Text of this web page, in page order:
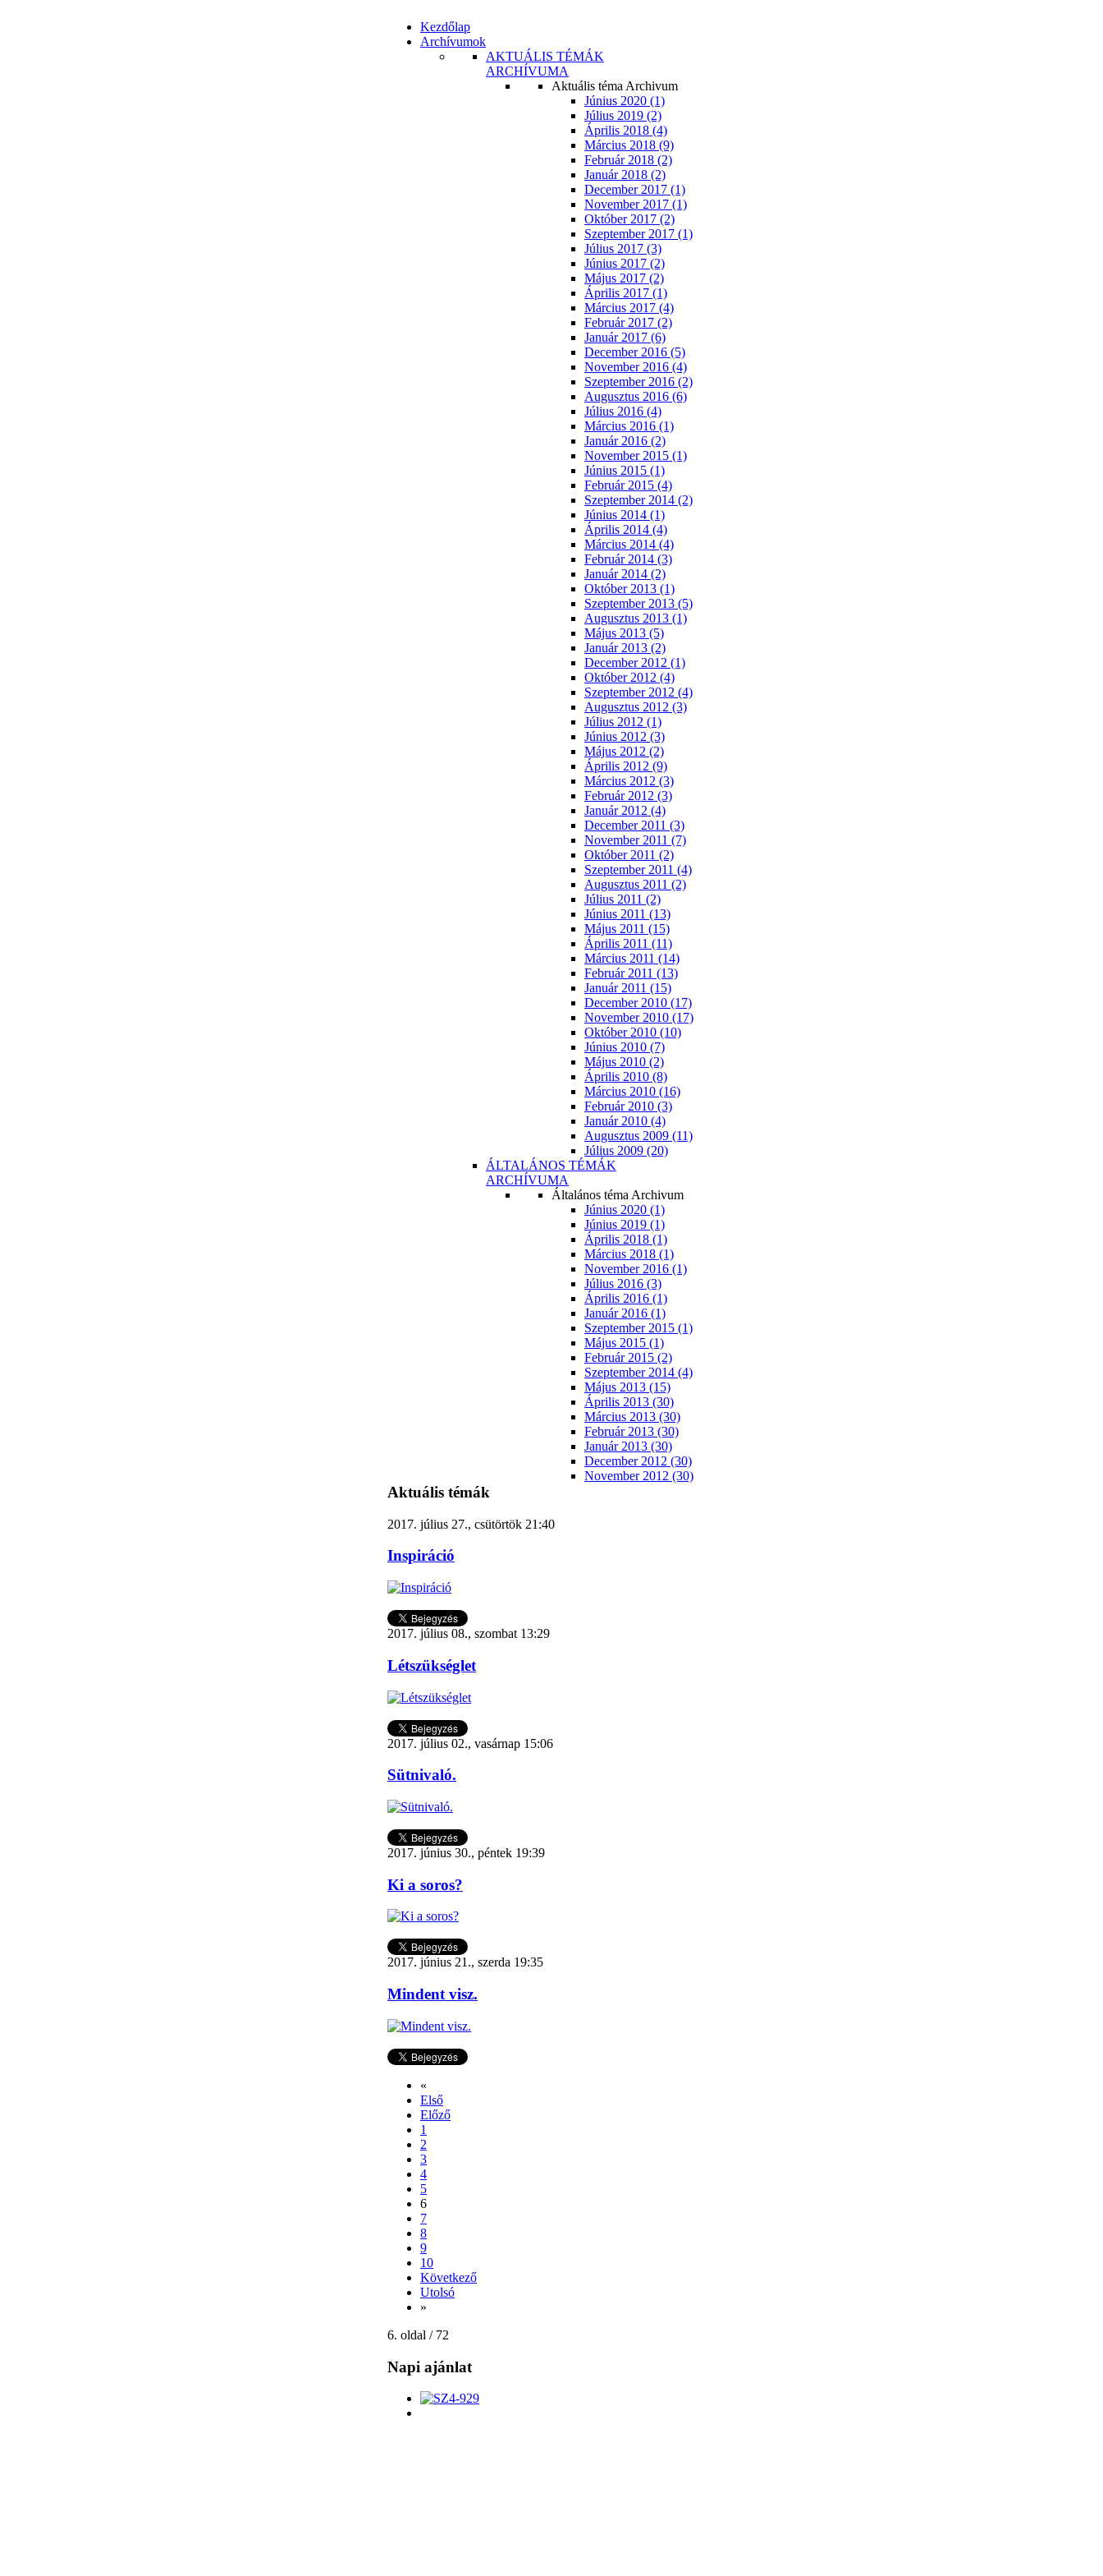
Kezdőlap
Archívumok
AKTUÁLIS TÉMÁK
ARCHÍVUMA
Aktuális téma Archivum
Június 2020 (1)
Július 2019 (2)
Április 2018 (4)
Március 2018 (9)
Február 2018 (2)
Január 2018 (2)
December 2017 (1)
November 2017 (1)
Október 2017 (2)
Szeptember 2017 (1)
Július 2017 (3)
Június 2017 (2)
Május 2017 (2)
Április 2017 (1)
Március 2017 (4)
Február 2017 (2)
Január 2017 (6)
December 2016 (5)
November 2016 (4)
Szeptember 2016 (2)
Augusztus 2016 (6)
Július 2016 (4)
Március 2016 (1)
Január 2016 (2)
November 2015 (1)
Június 2015 (1)
Február 2015 (4)
Szeptember 2014 (2)
Június 2014 (1)
Április 2014 (4)
Március 2014 (4)
Február 2014 (3)
Január 2014 (2)
Október 2013 (1)
Szeptember 2013 (5)
Augusztus 2013 (1)
Május 2013 (5)
Január 2013 (2)
December 2012 (1)
Október 2012 (4)
Szeptember 2012 (4)
Augusztus 2012 (3)
Július 2012 (1)
Június 2012 (3)
Május 2012 (2)
Április 2012 (9)
Március 2012 (3)
Február 2012 (3)
Január 2012 (4)
December 2011 (3)
November 2011 (7)
Október 2011 (2)
Szeptember 2011 (4)
Augusztus 2011 (2)
Július 2011 (2)
Június 2011 (13)
Május 2011 (15)
Április 2011 (11)
Március 2011 (14)
Február 2011 (13)
Január 2011 (15)
December 2010 (17)
November 2010 (17)
Október 2010 (10)
Június 2010 (7)
Május 2010 (2)
Április 2010 (8)
Március 2010 (16)
Február 2010 (3)
Január 2010 (4)
Augusztus 2009 (11)
Július 2009 (20)
ÁLTALÁNOS TÉMÁK
ARCHÍVUMA
Általános téma Archivum
Június 2020 (1)
Június 2019 (1)
Április 2018 (1)
Március 2018 (1)
November 2016 (1)
Július 2016 (3)
Április 2016 (1)
Január 2016 (1)
Szeptember 2015 (1)
Május 2015 (1)
Február 2015 (2)
Szeptember 2014 (4)
Május 2013 (15)
Április 2013 (30)
Március 2013 (30)
Február 2013 (30)
Január 2013 (30)
December 2012 (30)
November 2012 (30)
Aktuális témák
2017. július 27., csütörtök 21:40
Inspiráció
2017. július 08., szombat 13:29
Létszükséglet
2017. július 02., vasárnap 15:06
Sütnivaló.
2017. június 30., péntek 19:39
Ki a soros?
2017. június 21., szerda 19:35
Mindent visz.
«
Első
Előző
1
2
3
4
5
6
7
8
9
10
Következő
Utolsó
»
6. oldal / 72
Napi ajánlat